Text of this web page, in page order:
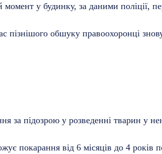
у будинку, за даними поліції,
пізнішого обшуку правоохоронці
за підозрою у розведенні тварин у
покарання від 6 місяців до 4 років